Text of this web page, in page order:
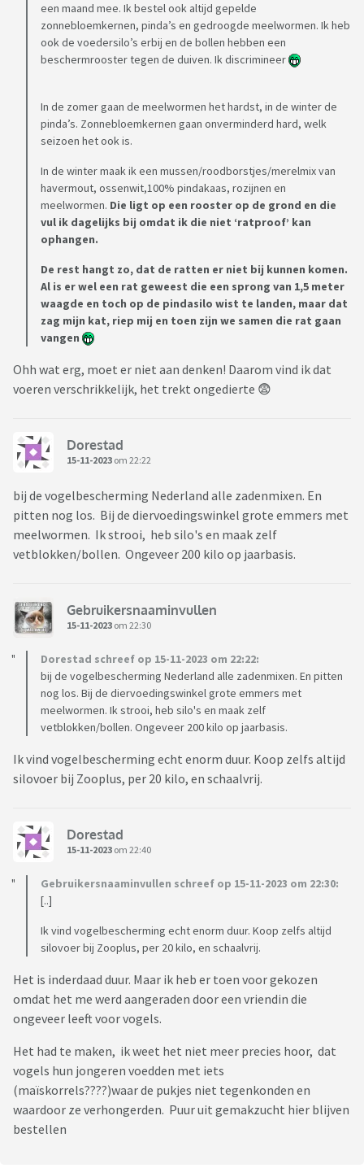
een maand mee. Ik bestel ook altijd gepelde
zonnebloemkernen, pinda’s en gedroogde meelwormen. Ik heb
ook de voedersilo’s erbij en de bollen hebben een
beschermrooster tegen de duiven. Ik discrimineer
In de zomer gaan de meelwormen het hardst, in de winter de
pinda’s. Zonnebloemkernen gaan onverminderd hard, welk
seizoen het ook is.
In de winter maak ik een mussen/roodborstjes/merelmix van
havermout, ossenwit,100% pindakaas, rozijnen en
meelwormen. Die ligt op een rooster op de grond en die
vul ik dagelijks bij omdat ik die niet ‘ratproof’ kan
ophangen.
De rest hangt zo, dat de ratten er niet bij kunnen komen.
Al is er wel een rat geweest die een sprong van 1,5 meter
waagde en toch op de pindasilo wist te landen, maar dat
zag mijn kat, riep mij en toen zijn we samen die rat gaan
vangen
Ohh wat erg, moet er niet aan denken! Daarom vind ik dat
voeren verschrikkelijk, het trekt ongedierte 😨
Dorestad
15-11-2023 om 22:22
bij de vogelbescherming Nederland alle zadenmixen. En
pitten nog los. Bij de diervoedingswinkel grote emmers met
meelwormen. Ik strooi, heb silo's en maak zelf
vetblokken/bollen. Ongeveer 200 kilo op jaarbasis.
Gebruikersnaaminvullen
15-11-2023 om 22:30
Dorestad schreef op 15-11-2023 om 22:22:
bij de vogelbescherming Nederland alle zadenmixen. En pitten
nog los. Bij de diervoedingswinkel grote emmers met
meelwormen. Ik strooi, heb silo's en maak zelf
vetblokken/bollen. Ongeveer 200 kilo op jaarbasis.
Ik vind vogelbescherming echt enorm duur. Koop zelfs altijd
silovoer bij Zooplus, per 20 kilo, en schaalvrij.
Dorestad
15-11-2023 om 22:40
Gebruikersnaaminvullen schreef op 15-11-2023 om 22:30:
[..]
Ik vind vogelbescherming echt enorm duur. Koop zelfs altijd
silovoer bij Zooplus, per 20 kilo, en schaalvrij.
Het is inderdaad duur. Maar ik heb er toen voor gekozen
omdat het me werd aangeraden door een vriendin die
ongeveer leeft voor vogels.
Het had te maken, ik weet het niet meer precies hoor, dat
vogels hun jongeren voedden met iets
(maïskorrels????)waar de pukjes niet tegenkonden en
waardoor ze verhongerden. Puur uit gemakzucht hier blijven
bestellen